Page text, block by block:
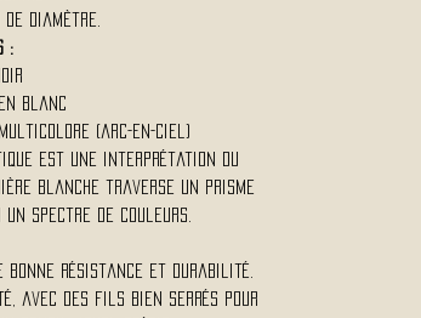
diamètre.
:
blanc
(arc-en-ciel)
est une interprétation du
blanche traverse un prisme
spectre de couleurs.
bonne résistance et durabilité.
avec des fils bien serrés pour